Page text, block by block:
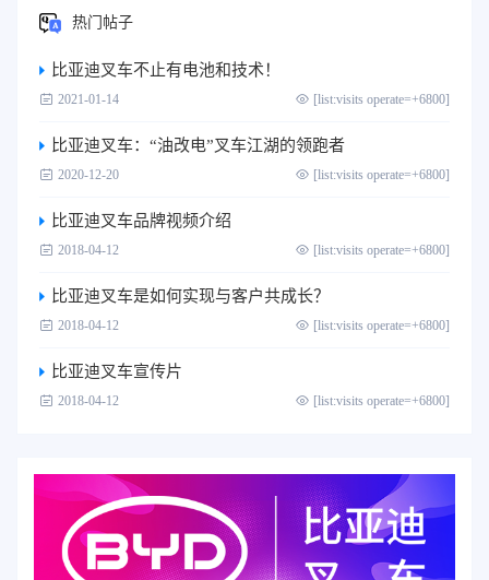
热门帖子
比亚迪叉车不止有电池和技术！
2021-01-14 [list:visits operate=+6800]
比亚迪叉车：“油改电”叉车江湖的领跑者
2020-12-20 [list:visits operate=+6800]
比亚迪叉车品牌视频介绍
2018-04-12 [list:visits operate=+6800]
比亚迪叉车是如何实现与客户共成长？
2018-04-12 [list:visits operate=+6800]
比亚迪叉车宣传片
2018-04-12 [list:visits operate=+6800]